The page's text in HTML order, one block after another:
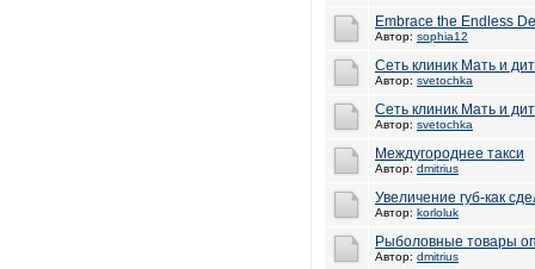
Embrace the Endless
Автор: sophia12
Сеть клиник Мать и
Автор: svetochka
Сеть клиник Мать и
Автор: svetochka
Междугороднее такси
Автор: dmitrius
Увеличение губ-как
Автор: korloluk
Рыболовные товары
Автор: dmitrius